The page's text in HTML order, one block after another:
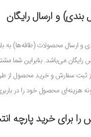
و ارسال رایگان
ارسال محصولات (طاقه‌ها) به
می‌باشد. بنابراین شما
ثبت سفارش و خرید محصول
هزینه‌ای محصول خود را در
برای خرید پارچه